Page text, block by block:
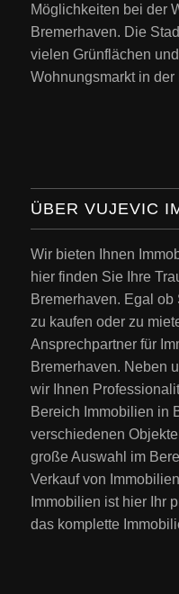
Möglichkeiten bei der
Bremerhaven. Die
vielen Grünflächen
Wohnungsmarkt in
ÜBER VUJEVIC
Wir bieten Ihnen
hier finden Sie Ihre
Bremerhaven. Egal
zu kaufen oder zu
Ansprechpartner für
Bremerhaven. Neben
wir Ihnen
Bereich Immobilien in
verschiedenen
große Auswahl im
Verkauf von
Immobilien ist hier Ihr
das komplette